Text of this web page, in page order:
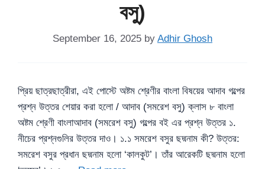
বসু)
September 16, 2025 by Adhir Ghosh
প্রিয় ছাত্রছাত্রীরা, এই পোস্টে অষ্টম শ্রেণীর বাংলা বিষয়ের আদাব গল্পের
প্রশ্ন উত্তর শেয়ার করা হলো / আদাব (সমরেশ বসু) ক্লাস ৮ বাংলা
অষ্টম শ্রেণী বাংলাআদাব (সমরেশ বসু) গল্পের বই এর প্রশ্ন উত্তর ১.
নীচের প্রশ্নগুলির উত্তর দাও। ১.১ সমরেশ বসুর ছদ্মনাম কী? উত্তর:
সমরেশ বসুর প্রধান ছদ্মনাম হলো ‘কালকুট’। তাঁর আরেকটি ছদ্মনাম হলো